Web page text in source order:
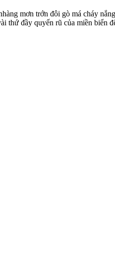
mơn trớn đôi gò má cháy
thứ đầy quyến rũ của miền biển